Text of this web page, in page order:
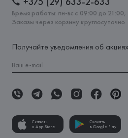
Время работы: пн-вс с 09:00 до 21:00,
Заказы через корзину круглосуточно
Получайте уведомления об
Скачать
в App Store
Скачать
в Google Play